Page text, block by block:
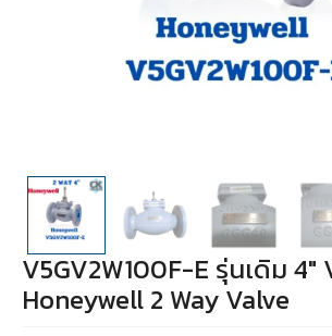
V5GV2W100F-E รุ่นเดิม 4″
Honeywell 2 Way Valve